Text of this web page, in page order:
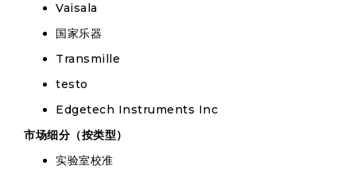
Vaisala
国家乐器
Transmille
testo
Edgetech Instruments Inc
市场细分（按类型）
实验室校准